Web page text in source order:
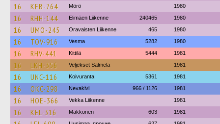
16 KEB-764 Mörö 1980
16 RHH-144 Elimäen Liikenne 240465 1980
16 UMO-245 Oravaisten Liikenne 465 1980
16 TOV-916 Vesma 5282 1980
16 RHV-441 Kittilä 5444 1981
16 LKH-356 Veljekset Salmela 1981
16 UNC-116 Koivuranta 5361 1981
16 OKC-298 Nevakivi 966 / 1126 1981
16 HOE-366 Vekka Liikenne 1981
16 KEL-316 Makkonen 603 1981